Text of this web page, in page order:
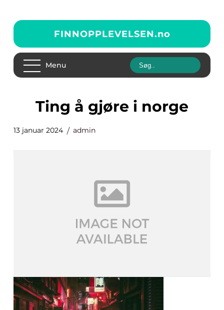
FINNOPPLEVELSEN.no
Menu
ting å gjøre i norge
13 januar 2024 admin